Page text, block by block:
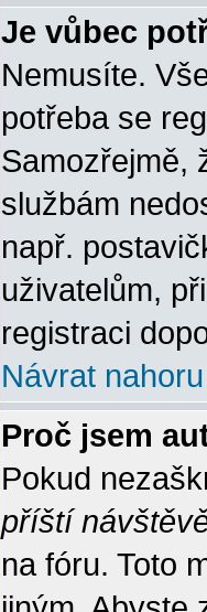
Je vůbec
Nemusíte.
potřeba se
Samozřejmě,
službám
např.
uživatelům,
registraci
Návrat nahoru
Proč jsem
Pokud
příští
na fóru. Toto